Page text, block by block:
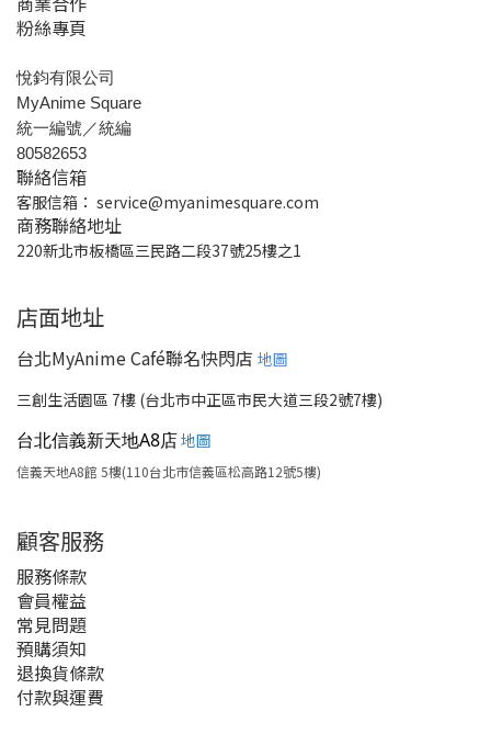
粉絲專頁
悅鈞有限公司
MyAnime Square
統一編號／統編
80582653
聯絡信箱
客服信箱： service@myanimesquare.com
商務聯絡地址
220新北市板橋區三民路二段37號25樓之1
店面地址
台北MyAnime Café聯名快閃店 地圖
三創生活園區 7樓 (台北市中正區市民大道三段2號7樓)
台北信義新天地A8店地圖
信義天地A8館 5樓(110台北市信義區松高路12號5樓)
顧客服務
服務條款
會員權益
常見問題
預購須知
退換貨條款
付款與運費